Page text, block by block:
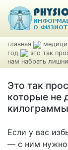
главная
год
это так
нам набрать
Это так
которые не
килограммы
Если у вас
— с ним нужно